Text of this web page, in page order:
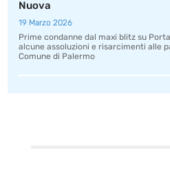
Nuova
19 Marzo 2026
Prime condanne dal maxi blitz su
alcune assoluzioni e risarcimenti alle
Comune di Palermo